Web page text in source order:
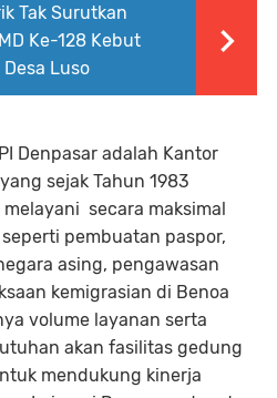
Tak Surutkan
Ke-128 Kebut
Luso
Denpasar adalah Kantor
sejak Tahun 1983
secara maksimal
pembuatan paspor,
asing, pengawasan
kemigrasian di Benoa
volume layanan serta
akan fasilitas gedung
mendukung kinerja